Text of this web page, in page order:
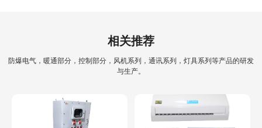
相关推荐
防爆电气，暖通部分，控制部分，风机系列，通讯系列，灯具系列等产品的研发
与生产。